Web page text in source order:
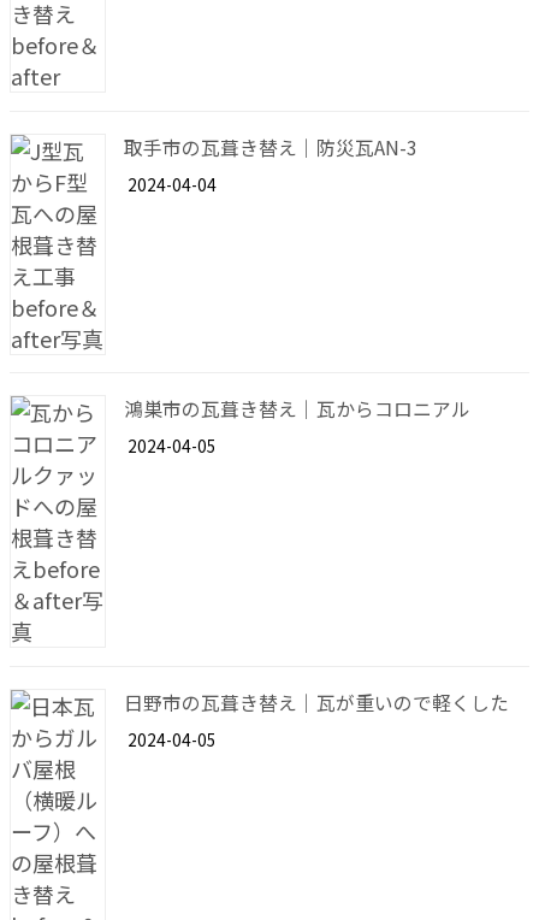
取手市の瓦葺き替え｜防災瓦AN-3
2024-04-04
鴻巣市の瓦葺き替え｜瓦からコロニアル
2024-04-05
日野市の瓦葺き替え｜瓦が重いので軽くした
2024-04-05